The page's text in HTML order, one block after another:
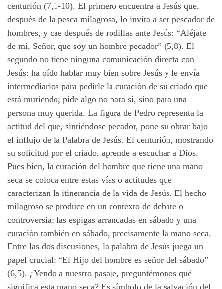
centurión (7,1-10). El primero encuentra a Jesús que,
después de la pesca milagrosa, lo invita a ser pescador de
hombres, y cae después de rodillas ante Jesús: “Aléjate
de mí, Señor, que soy un hombre pecador” (5,8). El
segundo no tiene ninguna comunicación directa con
Jesús: ha oído hablar muy bien sobre Jesús y le envía
intermediarios para pedirle la curación de su criado que
está muriendo; pide algo no para sí, sino para una
persona muy querida. La figura de Pedro representa la
actitud del que, sintiéndose pecador, pone su obrar bajo
el influjo de la Palabra de Jesús. El centurión, mostrando
su solicitud por el criado, aprende a escuchar a Dios.
Pues bien, la curación del hombre que tiene una mano
seca se coloca entre estas vías o actitudes que
caracterizan la itinerancia de la vida de Jesús. El hecho
milagroso se produce en un contexto de debate o
controversia: las espigas arrancadas en sábado y una
curación también en sábado, precisamente la mano seca.
Entre las dos discusiones, la palabra de Jesús juega un
papel crucial: “El Hijo del hombre es señor del sábado”
(6,5). ¿Yendo a nuestro pasaje, preguntémonos qué
significa esta mano seca? Es símbolo de la salvación del